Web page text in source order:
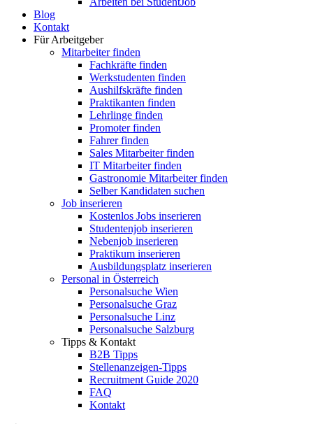
Blog
Kontakt
Für Arbeitgeber
Mitarbeiter finden
Fachkräfte finden
Werkstudenten finden
Aushilfskräfte finden
Praktikanten finden
Lehrlinge finden
Promoter finden
Fahrer finden
Sales Mitarbeiter finden
IT Mitarbeiter finden
Gastronomie Mitarbeiter finden
Selber Kandidaten suchen
Job inserieren
Kostenlos Jobs inserieren
Studentenjob inserieren
Nebenjob inserieren
Praktikum inserieren
Ausbildungsplatz inserieren
Personal in Österreich
Personalsuche Wien
Personalsuche Graz
Personalsuche Linz
Personalsuche Salzburg
Tipps & Kontakt
B2B Tipps
Stellenanzeigen-Tipps
Recruitment Guide 2020
FAQ
Kontakt